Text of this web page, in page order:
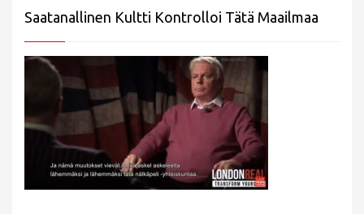
Saatanallinen Kultti Kontrolloi Tätä Maailmaa